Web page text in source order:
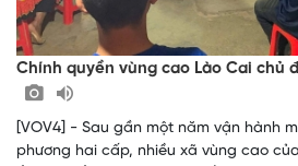
Chính quyền vùng cao Lào Cai chủ
[VOV4] - Sau gần một năm vận hành
phương hai cấp, nhiều xã vùng cao